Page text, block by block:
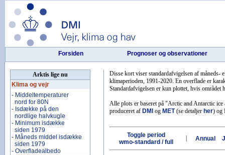
Arktis lige nu
Klima og vejr
- Middeltemperaturer
nord for 80N
- Isdække på den
nordlige halvkugle
- Minimum isdække
siden 1979
- Måneds middel isdække
siden 1979
- Overfladealbedo
Disse kort viser standardafvigelsen af måneds-
klimaperioden, 1991-2020. En overflade er
Standardafvigelsen er kun plottet, hvis området
Alle plots er baseret på "Arctic and Antarctic
produceret af DMI og MET(se detaljer her) og
Toggle period
wmo-standard / full
Annual
Forsiden Prognoser og observationer